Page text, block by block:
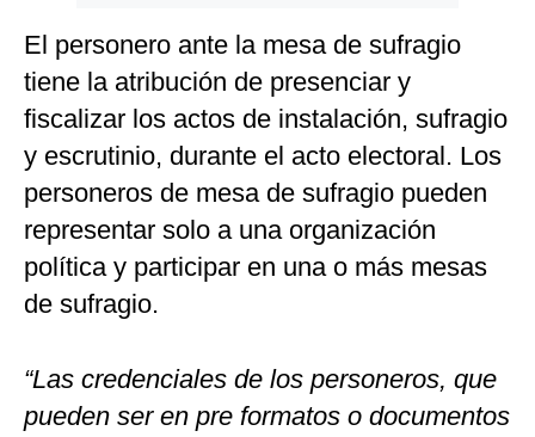
El personero ante la mesa de sufragio
tiene la atribución de presenciar y
fiscalizar los actos de instalación, sufragio
y escrutinio, durante el acto electoral. Los
personeros de mesa de sufragio pueden
representar solo a una organización
política y participar en una o más mesas
de sufragio.
“Las credenciales de los personeros, que
pueden ser en pre formatos o documentos